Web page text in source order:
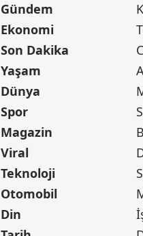
Gündem
Ekonomi
Son Dakika
Yaşam
Dünya
Spor
Magazin
Viral
Teknoloji
Otomobil
Din